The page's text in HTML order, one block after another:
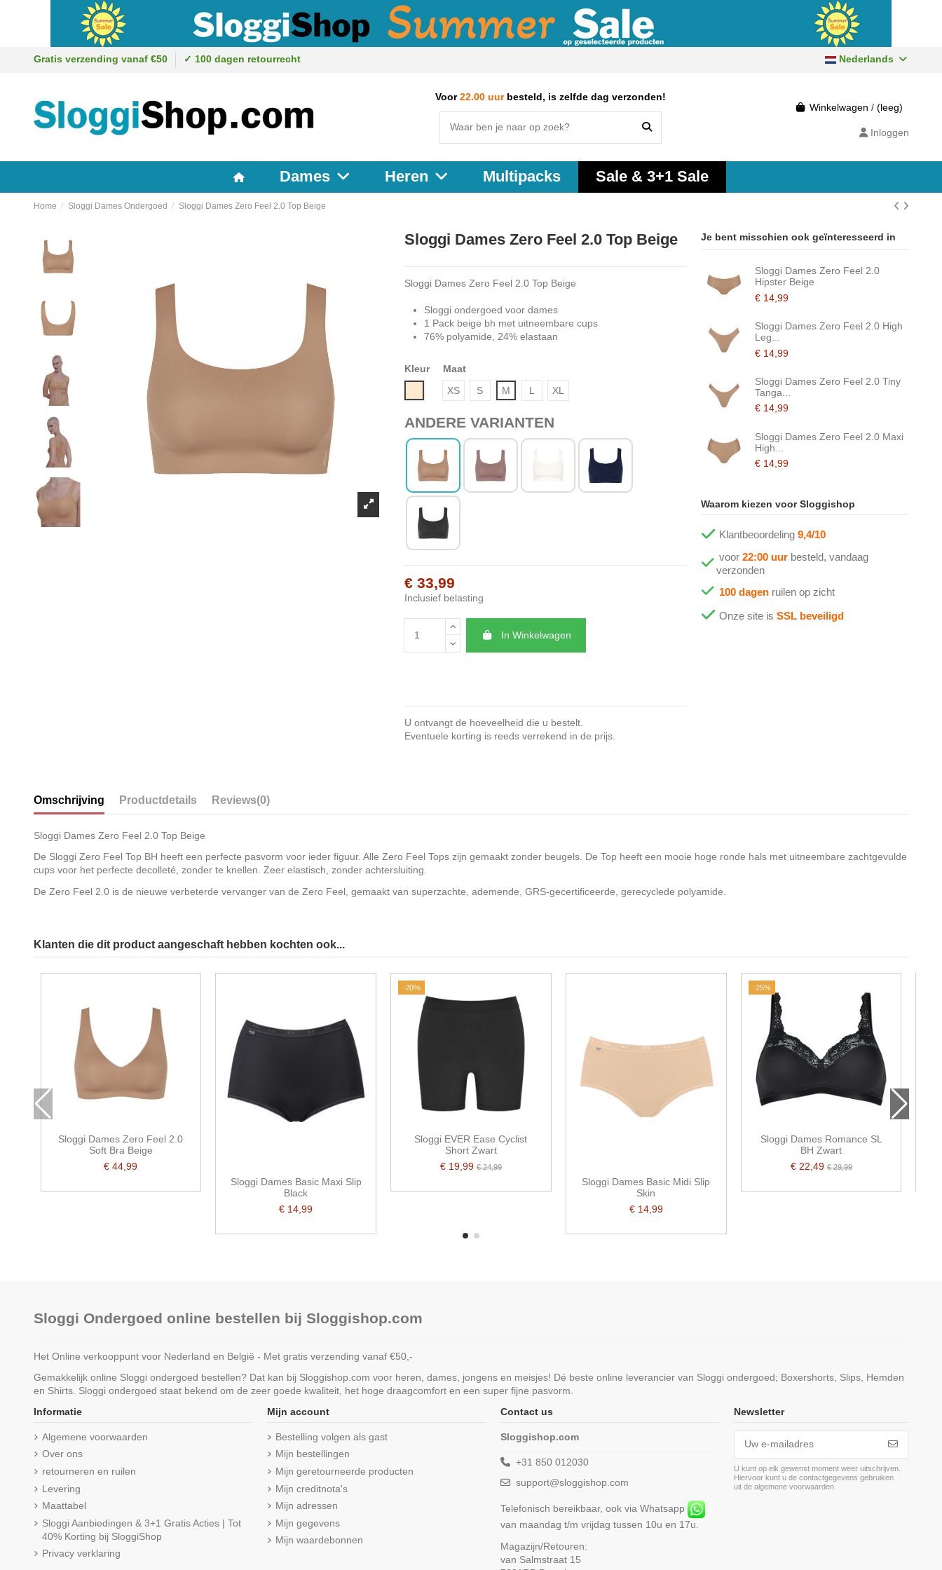
Gratis verzending vanaf €50 ✓ 100 dagen retourrecht Nederlands
Voor22.00 uur besteld, is zelfde dag verzonden!
Winkelwagen / (leeg)
Inloggen
Dames Heren Multipacks Sale & 3+1 Sale
Home Sloggi Dames Ondergoed Sloggi Dames Zero Feel 2.0 Top Beige
Sloggi Dames Zero Feel 2.0 Top Beige
Sloggi Dames Zero Feel 2.0 Top Beige
Sloggi ondergoed voor dames
1 Pack beige bh met uitneembare cups
76% polyamide, 24% elastaan
Kleur
Maat
XS
S M L XL
ANDERE VARIANTEN
€ 33,99
Inclusief belasting
In Winkelwagen
U ontvangt de hoeveelheid die u bestelt.
Eventuele korting is reeds verrekend in de prijs.
Je bent misschien ook geïnteresseerd in
Sloggi Dames Zero Feel 2.0
Hipster Beige
€ 14,99
Sloggi Dames Zero Feel 2.0 High
Leg...
€ 14,99
Sloggi Dames Zero Feel 2.0 Tiny
Tanga...
€ 14,99
Sloggi Dames Zero Feel 2.0 Maxi
High...
€ 14,99
Waarom kiezen voor Sloggishop
Klantbeoordeling 9,4/10
voor 22:00 uurbesteld, vandaag
verzonden
100 dagenruilen op zicht
Onze site is SSL beveiligd
Omschrijving Productdetails Reviews(0)
Sloggi Dames Zero Feel 2.0 Top Beige
De Sloggi Zero Feel Top BH heeft een perfecte pasvorm voor ieder figuur. Alle Zero Feel Tops zijn gemaakt zonder beugels. De Top heeft een mooie hoge ronde hals met uitneembare zachtgevulde
cups voor het perfecte decolleté, zonder te knellen. Zeer elastisch, zonder achtersluiting.
De Zero Feel 2.0 is de nieuwe verbeterde vervanger van de Zero Feel, gemaakt van superzachte, ademende, GRS-gecertificeerde, gerecyclede polyamide.
Klanten die dit product aangeschaft hebben kochten ook...
Sloggi Dames Zero Feel 2.0
Soft Bra Beige
€ 44,99
Sloggi Dames Basic Maxi Slip
Black
€ 14,99
-20%
Sloggi EVER Ease Cyclist
Short Zwart
€ 19,99 € 24,99
Sloggi Dames Basic Midi Slip
Skin
€ 14,99
-25%
Sloggi Dames Romance SL
BH Zwart
€ 22,49€ 29,99
Sloggi Ondergoed online bestellen bij Sloggishop.com
Het Online verkooppunt voor Nederland en België - Met gratis verzending vanaf €50,-
Gemakkelijk online Sloggi ondergoed bestellen? Dat kan bij Sloggishop.com voor heren, dames, jongens en meisjes! Dé beste online leverancier van Sloggi ondergoed; Boxershorts, Slips, Hemden
en Shirts. Sloggi ondergoed staat bekend om de zeer goede kwaliteit, het hoge draagcomfort en een super fijne pasvorm.
Informatie
Algemene voorwaarden
Over ons
retourneren en ruilen
Levering
Maattabel
Sloggi Aanbiedingen & 3+1 Gratis Acties | Tot
40% Korting bij SloggiShop
Privacy verklaring
Mijn account
Bestelling volgen als gast
Mijn bestellingen
Mijn geretourneerde producten
Mijn creditnota's
Mijn adressen
Mijn gegevens
Mijn waardebonnen
Contact us
Sloggishop.com
+31 850 012030
support@sloggishop.com
Telefonisch bereikbaar, ook via Whatsapp
van maandag t/m vrijdag tussen 10u en 17u.
Magazijn/Retouren:
van Salmstraat 15
Newsletter
U kunt op elk gewenst moment weer uitschrijven.
Hiervoor kunt u de contactgegevens gebruiken
uit de algemene voorwaarden.